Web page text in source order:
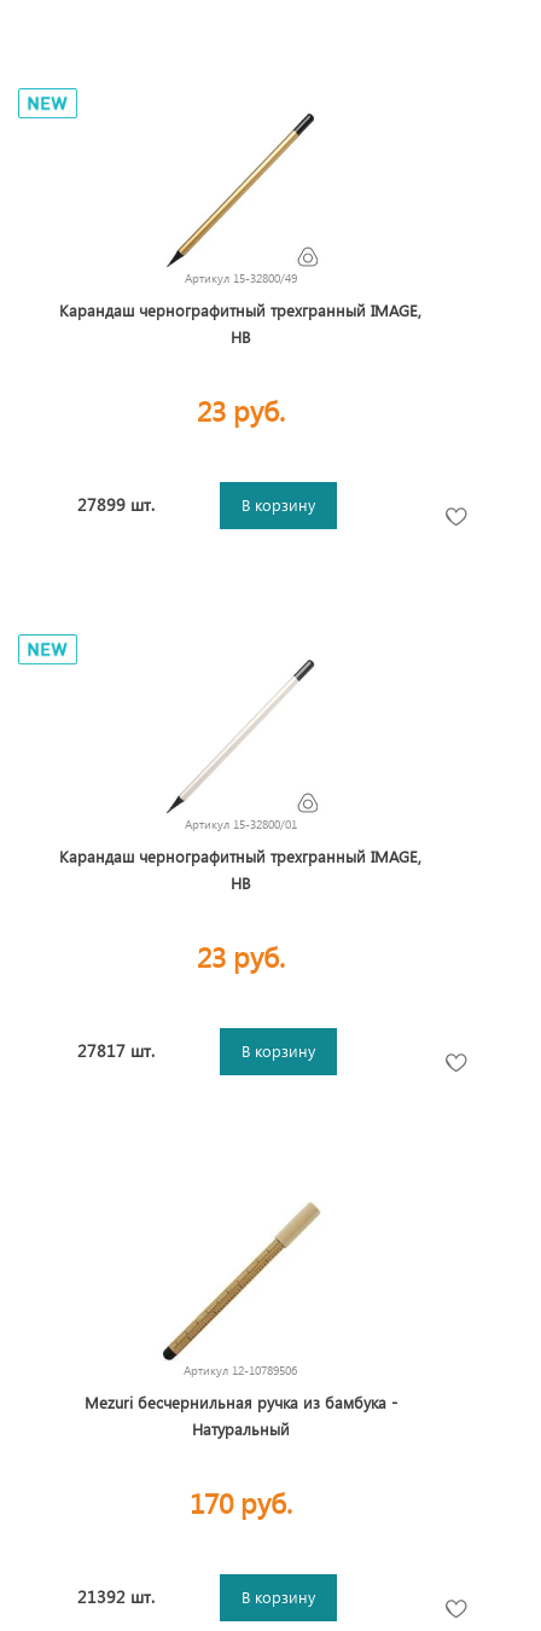
Артикул 15-32800/49
Карандаш чернографитный трехгранный IMAGE,
HB
23 руб.
27899 шт. В корзину
Артикул 15-32800/01
Карандаш чернографитный трехгранный IMAGE,
HB
23 руб.
27817 шт. В корзину
Артикул 12-10789506
Mezuri бесчернильная ручка из бамбука -
Натуральный
170 руб.
21392 шт. В корзину